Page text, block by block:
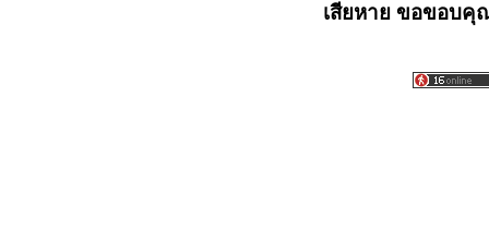
เสียหาย ขอขอบคุ